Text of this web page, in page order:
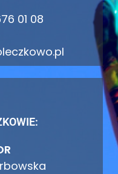
01 08